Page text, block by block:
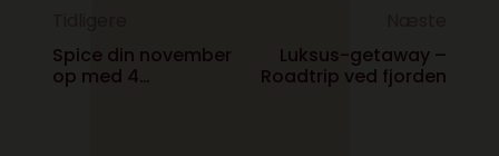
Spice din november
op med 4
Luksus-getaway –
Roadtrip ved fjorden